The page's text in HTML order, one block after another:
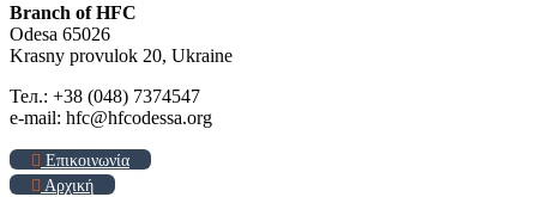
Branch of HFC
Odesa 65026
Krasny provulok 20, Ukraine
Тел.: +38 (048) 7374547
e-mail: hfc@hfcodessa.org
Επικοινωνία
Αρχική